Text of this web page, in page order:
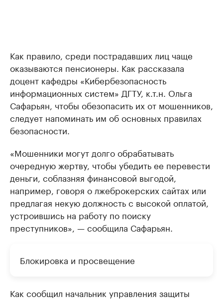
Как правило, среди пострадавших лиц чаще
оказываются пенсионеры. Как рассказала
доцент кафедры «Кибербезопасность
информационных систем» ДГТУ, к.т.н. Ольга
Сафарьян, чтобы обезопасить их от мошенников,
следует напоминать им об основных правилах
безопасности.
«Мошенники могут долго обрабатывать
очередную жертву, чтобы убедить ее перевести
деньги, соблазняя финансовой выгодой,
например, говоря о лжеброкерских сайтах или
предлагая некую должность с высокой оплатой,
устроившись на работу по поиску
преступников», — сообщила Сафарьян.
Блокировка и просвещение
Как сообщил начальник управления защиты